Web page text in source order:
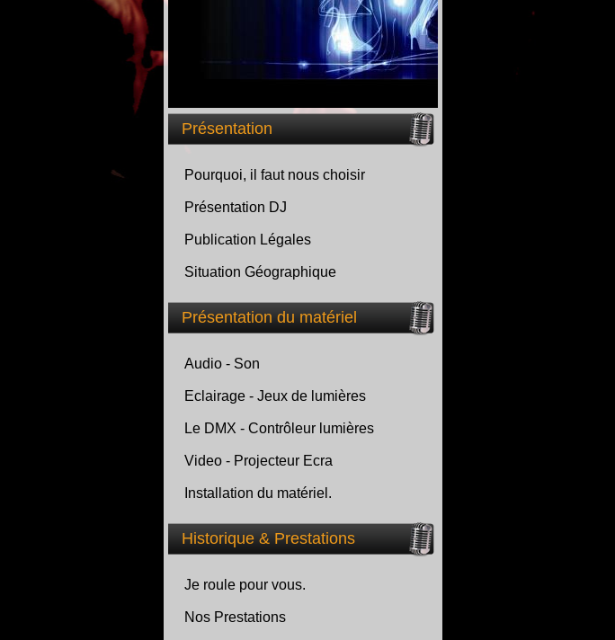
Présentation
Pourquoi, il faut nous choisir
Présentation DJ
Publication Légales
Situation Géographique
Présentation du matériel
Audio - Son
Eclairage - Jeux de lumières
Le DMX - Contrôleur lumières
Video - Projecteur Ecra
Installation du matériel.
Historique & Prestations
Je roule pour vous.
Nos Prestations